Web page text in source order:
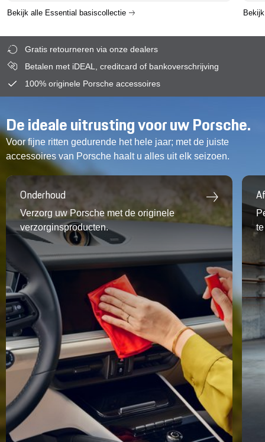
Bekijk alle Essential basiscollectie
Gratis retourneren via onze dealers
Betalen met iDEAL, creditcard of bankoverschrijving
100% originele Porsche accessoires
De ideale uitrusting voor uw Porsche.
Voor fijne ritten gedurende het hele jaar; met de juiste
accessoires van Porsche haalt u alles uit elk seizoen.
Onderhoud
Verzorg uwPorsche met de originele
verzorginsproducten.